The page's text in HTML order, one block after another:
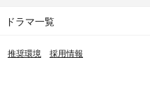
ドラマ一覧
推奨環境 採用情報